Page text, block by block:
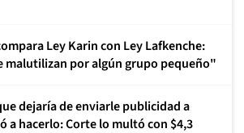
Ley Karin con Ley Lafkenche:
malutilizan por algún grupo pequeño"
dejaría de enviarle publicidad a
a hacerlo: Corte lo multó con $4,3